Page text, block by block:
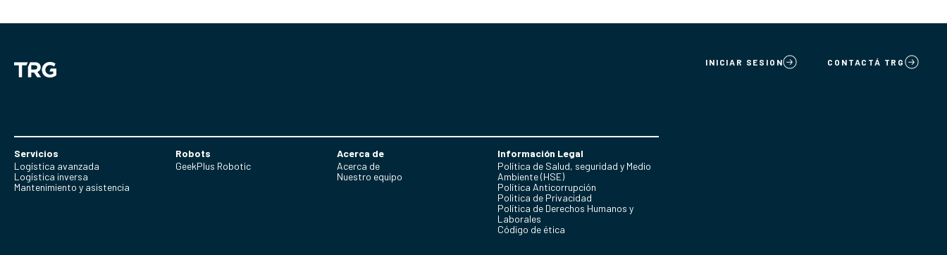
INICIAR SESION CONTACTÁ TRG
Servicios
Logística avanzada
Logística inversa
Mantenimiento y asistencia
Robots
GeekPlus Robotic
Acerca de
Acerca de
Nuestro equipo
Información Legal
Política de Salud, seguridad y Medio
Ambiente (HSE)
Política Anticorrupción
Politica de Privacidad
Política de Derechos Humanos y
Laborales
Código de ética